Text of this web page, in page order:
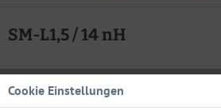
SM-L1,5 / 14 nH
Cookie Einstellungen